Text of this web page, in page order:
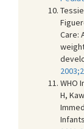
Care:
WHO
H,